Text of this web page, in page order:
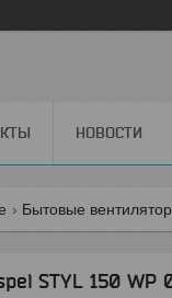
НОВОСТИ
Бытовые
STYL 150